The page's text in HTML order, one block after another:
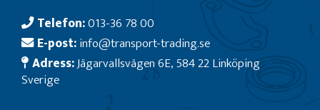
Telefon:013-36 78 00
E-post:info@transport-trading.se
Adress:Jägarvallsvägen 6E, 584 22 Linköping
Sverige